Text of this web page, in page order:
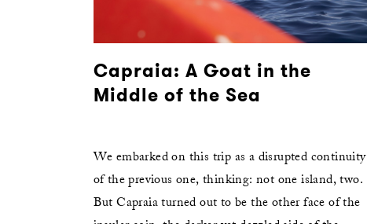
Capraia: A Goat in the
Middle of the Sea
We embarked on this trip as a disrupted continuity
of the previous one, thinking: not one island, two.
But Capraia turned out to be the other face of the